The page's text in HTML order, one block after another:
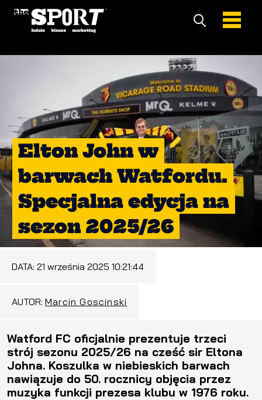
Elton John w
barwach Watfordu.
Specjalna edycja na
sezon 2025/26
DATA: 21 września 2025 10:21:44
AUTOR: Marcin Goscinski
Watford FC oficjalnie prezentuje trzeci
strój sezonu 2025/26 na cześć sir Eltona
Johna. Koszulka w niebieskich barwach
nawiązuje do 50. rocznicy objęcia przez
muzyka funkcji prezesa klubu w 1976 roku.